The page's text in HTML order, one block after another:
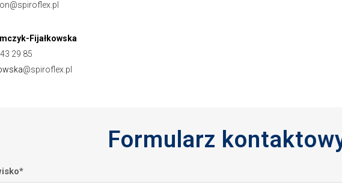
Fijałkowska
29 85
@spiroflex.pl
Formularz